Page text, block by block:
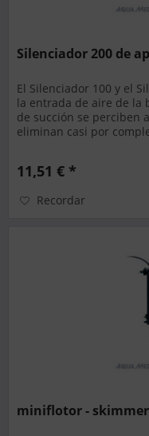
Silenciador 200 de
El Silenciador 100 y el
la entrada de aire de la
de succión se perciben
eliminan casi por
11,51 € *
Recordar
miniflotor -